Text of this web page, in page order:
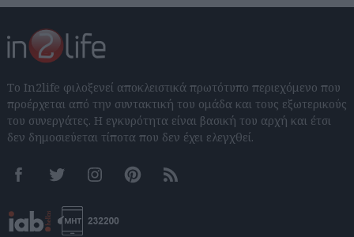
Το In2life φιλοξενεί αποκλειστικά πρωτότυπο περιεχόμενο που
προέρχεται από την συντακτική του ομάδα και τους εξωτερικούς
του συνεργάτες. Η εγκυρότητα είναι βασική του αρχή και έτσι
δεν δημοσιεύεται τίποτα που δεν έχει ελεγχθεί.
FacebookTwitter InstagramPinterestRSS feeds